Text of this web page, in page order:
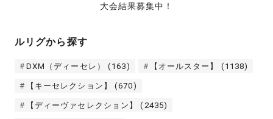
大会結果募集中！
ルリグから探す
DXM（ディーセレ） (163) 【オールスター】 (1138)
【キーセレクション】 (670)
【ディーヴァセレクション】 (2435)